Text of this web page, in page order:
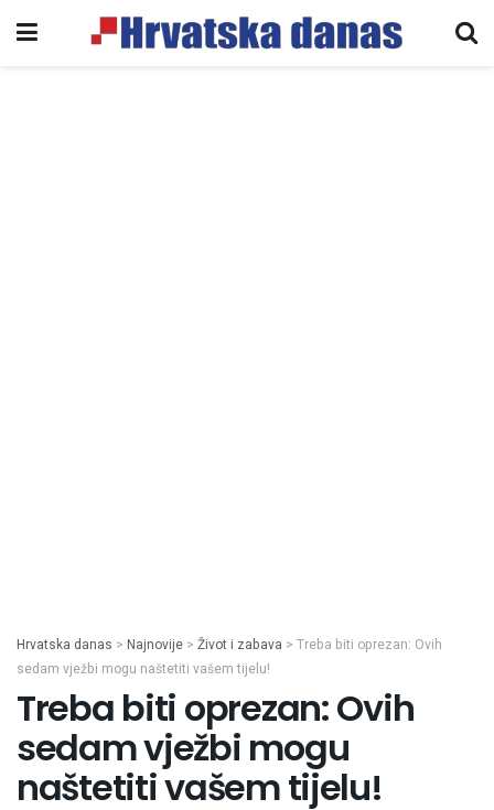
Hrvatska danas > Najnovije > Život i zabava > Treba biti oprezan: Ovih
sedam vježbi mogu naštetiti vašem tijelu!
Treba biti oprezan: Ovih
sedam vježbi mogu
naštetiti vašem tijelu!